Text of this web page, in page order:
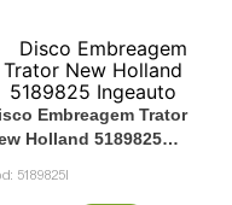
Embreagem Trator
Holland 5189825
5189825I